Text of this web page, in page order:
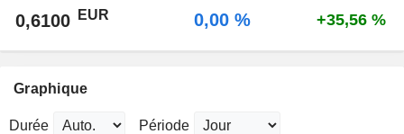
0,6100 EUR 0,00 % +35,56 %
Graphique
Durée Période